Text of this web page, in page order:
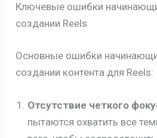
Ключевые ошибки
создании Reels
Основные ошибки
создании контента для Reels:
Отсутствие четкого
пытаются охватить все